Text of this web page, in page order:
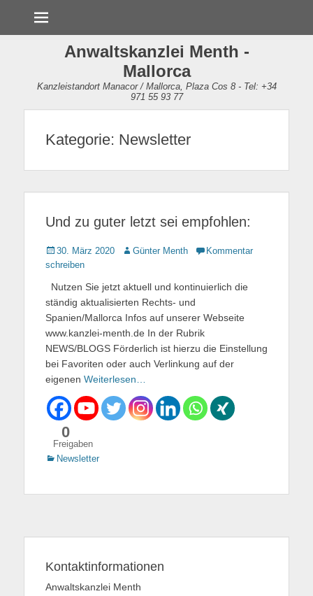
Anwaltskanzlei Menth -
Mallorca
Kanzleistandort Manacor / Mallorca, Plaza Cos 8 - Tel: +34
971 55 93 77
Kategorie: Newsletter
Und zu guter letzt sei empfohlen:
Gepostet
am
30. März 2020 AutorGünter Menth
Kommentar
schreiben
Nutzen Sie jetzt aktuell und kontinuierlich die
ständig aktualisierten Rechts- und
Spanien/Mallorca Infos auf unserer Webseite
www.kanzlei-menth.de In der Rubrik
NEWS/BLOGS Förderlich ist hierzu die Einstellung
bei Favoriten oder auch Verlinkung auf der
eigenen Weiterlesen…
0
Freigaben
Kategorien
Newsletter
Kontaktinformationen
Anwaltskanzlei Menth